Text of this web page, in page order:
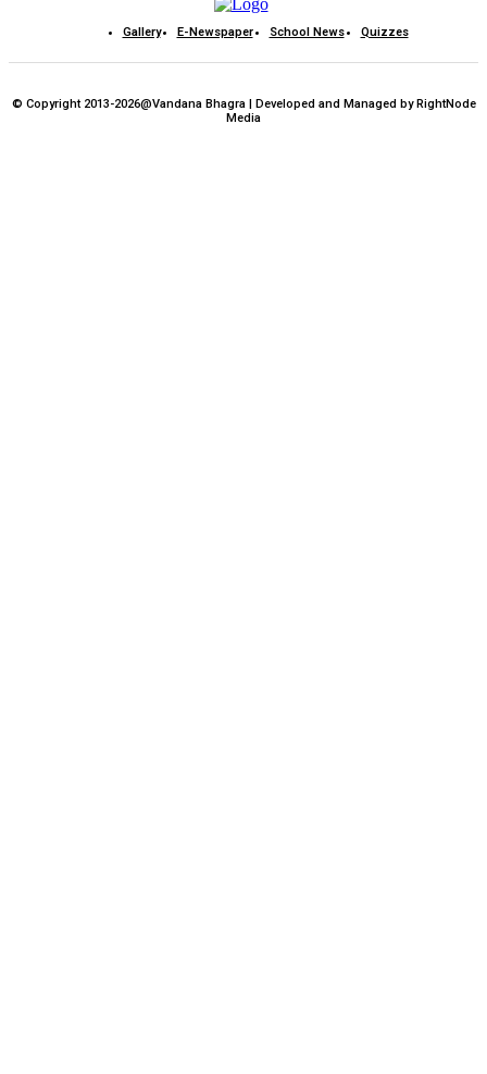
Gallery E-Newspaper School News Quizzes
© Copyright 2013-2026@Vandana Bhagra | Developed and Managed by RightNode
Media